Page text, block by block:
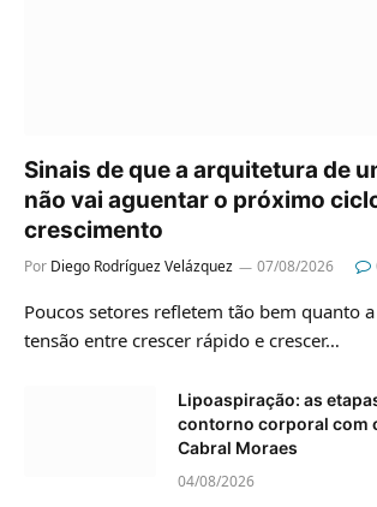
Sinais de que a arquitetura de
não vai aguentar o próximo
crescimento
Por Diego Rodríguez Velázquez 07/08/2026
Poucos setores refletem tão bem quanto
tensão entre crescer rápido e crescer…
Lipoaspiração: as
contorno corporal com
Cabral Moraes
04/08/2026